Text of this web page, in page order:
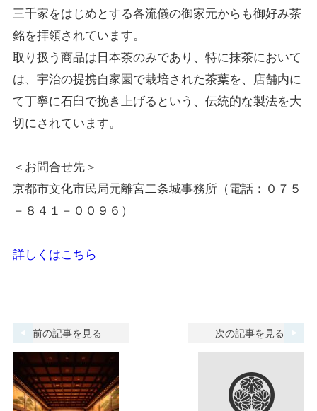
三千家をはじめとする各流儀の御家元からも御好み茶
銘を拝領されています。
取り扱う商品は日本茶のみであり、特に抹茶において
は、宇治の提携自家園で栽培された茶葉を、店舗内に
て丁寧に石臼で挽き上げるという、伝統的な製法を大
切にされています。
＜お問合せ先＞
京都市文化市民局元離宮二条城事務所（電話：０７５
－８４１－００９６）
詳しくはこちら
前の記事を見る 次の記事を見る